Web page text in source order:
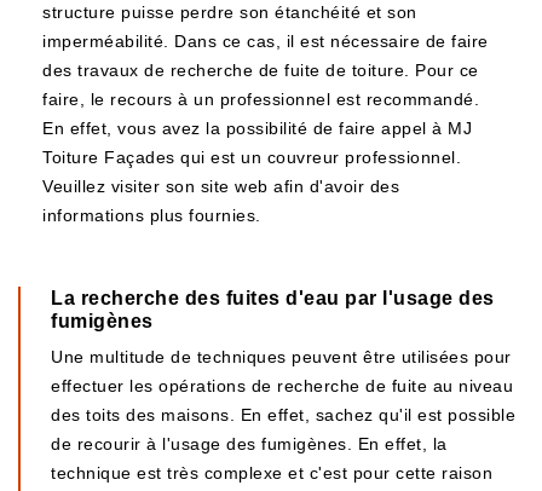
structure puisse perdre son étanchéité et son
imperméabilité. Dans ce cas, il est nécessaire de faire
des travaux de recherche de fuite de toiture. Pour ce
faire, le recours à un professionnel est recommandé.
En effet, vous avez la possibilité de faire appel à MJ
Toiture Façades qui est un couvreur professionnel.
Veuillez visiter son site web afin d'avoir des
informations plus fournies.
La recherche des fuites d'eau par l'usage des
fumigènes
Une multitude de techniques peuvent être utilisées pour
effectuer les opérations de recherche de fuite au niveau
des toits des maisons. En effet, sachez qu'il est possible
de recourir à l'usage des fumigènes. En effet, la
technique est très complexe et c'est pour cette raison